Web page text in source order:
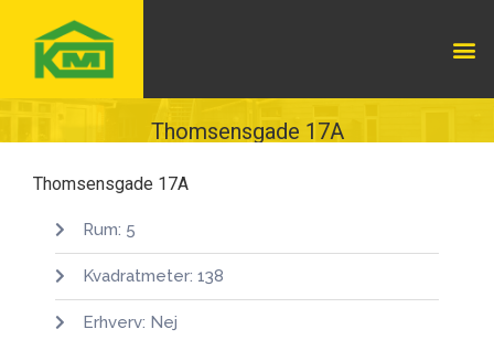
Thomsensgade 17A
Thomsensgade 17A
Rum: 5
Kvadratmeter: 138
Erhverv: Nej